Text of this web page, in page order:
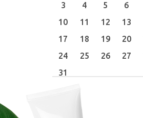
3
4 5 6
10
11 12 13
17
18 19 20
24
25 26 27
31